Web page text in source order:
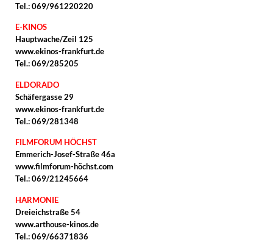
Tel.: 069/961220220
E-KINOS
Hauptwache/Zeil 125
www.ekinos-frankfurt.de
Tel.: 069/285205
ELDORADO
Schäfergasse 29
www.ekinos-frankfurt.de
Tel.: 069/281348
FILMFORUM HÖCHST
Emmerich-Josef-Straße 46a
www.filmforum-höchst.com
Tel.: 069/21245664
HARMONIE
Dreieichstraße 54
www.arthouse-kinos.de
Tel.: 069/66371836